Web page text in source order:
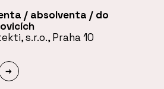
/ absolventa / do
s.r.o., Praha 10